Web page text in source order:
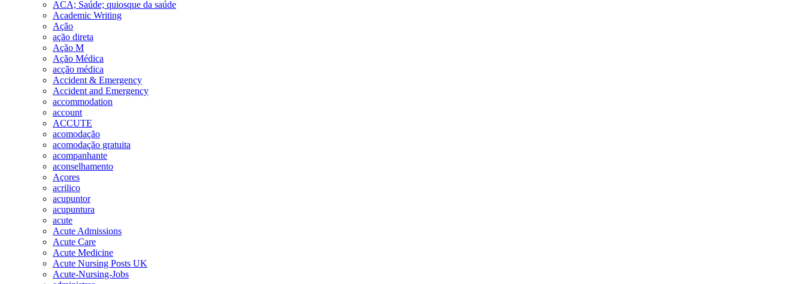
ACA; Saúde; quiosque da saúde
Academic Writing
Ação
ação direta
Ação M
Ação Médica
acção médica
Accident & Emergency
Accident and Emergency
accommodation
account
ACCUTE
acomodação
acomodação gratuita
acompanhante
aconselhamento
Açores
acrilico
acupuntor
acupuntura
acute
Acute Admissions
Acute Care
Acute Medicine
Acute Nursing Posts UK
Acute-Nursing-Jobs